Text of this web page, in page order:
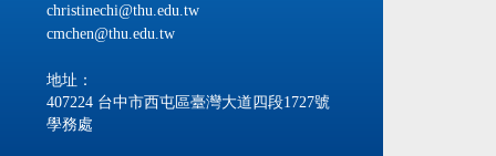
christinechi@thu.edu.tw
cmchen@thu.edu.tw
地址：
407224 台中市西屯區臺灣大道四段1727號
學務處